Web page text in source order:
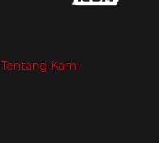
Tentang Kami